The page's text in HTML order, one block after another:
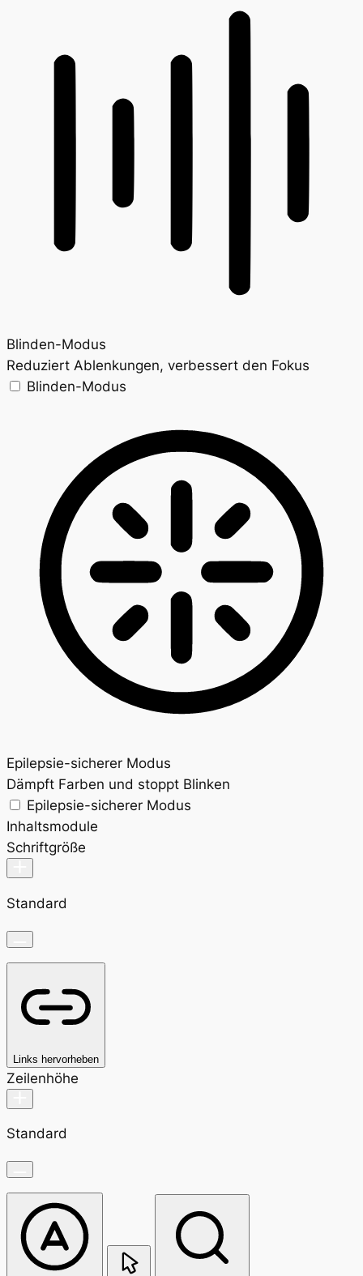
Blinden-Modus
Reduziert Ablenkungen, verbessert den Fokus
Blinden-Modus
Epilepsie-sicherer Modus
Dämpft Farben und stoppt Blinken
Epilepsie-sicherer Modus
Inhaltsmodule
Schriftgröße
Standard
Links hervorheben
Zeilenhöhe
Standard